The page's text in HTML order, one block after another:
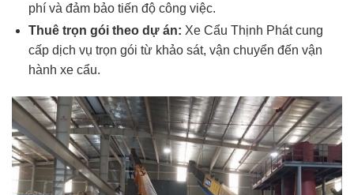
phí và đảm bảo tiến độ công việc.
Thuê trọn gói theo dự án: Xe Cẩu Thịnh Phát cung
cấp dịch vụ trọn gói từ khảo sát, vận chuyển đến vận
hành xe cẩu.